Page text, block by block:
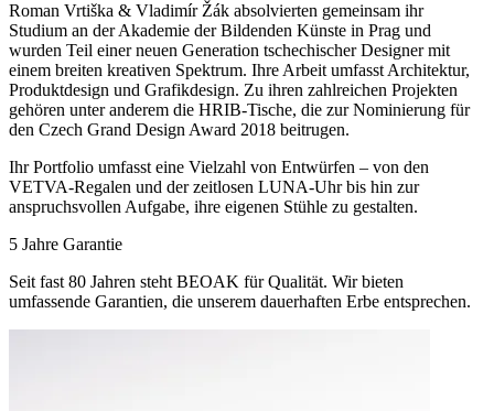
Roman Vrtiška & Vladimír Žák absolvierten gemeinsam ihr
Studium an der Akademie der Bildenden Künste in Prag und
wurden Teil einer neuen Generation tschechischer Designer mit
einem breiten kreativen Spektrum. Ihre Arbeit umfasst Architektur,
Produktdesign und Grafikdesign. Zu ihren zahlreichen Projekten
gehören unter anderem die HRIB-Tische, die zur Nominierung für
den Czech Grand Design Award 2018 beitrugen.
Ihr Portfolio umfasst eine Vielzahl von Entwürfen – von den
VETVA-Regalen und der zeitlosen LUNA-Uhr bis hin zur
anspruchsvollen Aufgabe, ihre eigenen Stühle zu gestalten.
5 Jahre Garantie
Seit fast 80 Jahren steht BEOAK für Qualität. Wir bieten
umfassende Garantien, die unserem dauerhaften Erbe entsprechen.